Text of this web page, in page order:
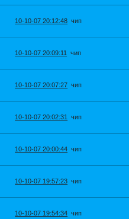
10-10-07 20:12:48 чип
10-10-07 20:09:11 чип
10-10-07 20:07:27 чип
10-10-07 20:02:31 чип
10-10-07 20:00:44 чип
10-10-07 19:57:23 чип
10-10-07 19:54:34 чип